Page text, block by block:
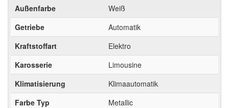
Außenfarbe
Weiß
Getriebe
Automatik
Kraftstoffart
Elektro
Karosserie
Limousine
Klimatisierung
Klimaautomatik
Farbe Typ
Metallic